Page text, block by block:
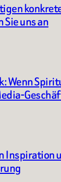
Sie uns an
Wenn
Inspiration